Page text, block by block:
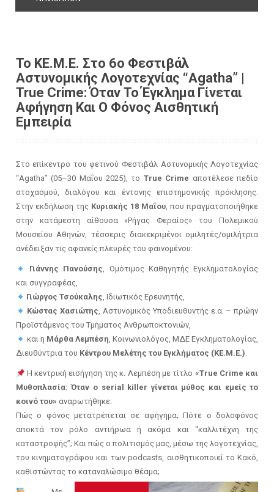
Το ΚΕ.Μ.Ε. Στο 6ο Φεστιβάλ
Αστυνομικής Λογοτεχνίας “Agatha” |
True Crime: Όταν Το Έγκλημα Γίνεται
Αφήγηση Και Ο Φόνος Αισθητική
Εμπειρία
Στο επίκεντρο του φετινού Φεστιβάλ Αστυνομικής Λογοτεχνίας
“Agatha” (05–30 Μαΐου 2025), το True Crime αποτέλεσε πεδίο
στοχασμού, διαλόγου και έντονης επιστημονικής πρόκλησης.
Στην εκδήλωση της Κυριακής 18 Μαΐου, που πραγματοποιήθηκε
στην κατάμεστη αίθουσα «Ρήγας Φεραίος» του Πολεμικού
Μουσείου Αθηνών, τέσσερις διακεκριμένοι ομιλητές/ομιλήτρια
ανέδειξαν τις αφανείς πλευρές του φαινομένου:
Γιάννης Πανούσης, Ομότιμος Καθηγητής Εγκληματολογίας
και συγγραφέας,
Γιώργος Τσούκαλης, Ιδιωτικός Ερευνητής,
Κώστας Χασιώτης, Αστυνομικός Υποδιευθυντής ε.α. – πρώην
Προϊστάμενος του Τμήματος Ανθρωποκτονιών,
και η Μάρθα Λεμπέση, Κοινωνιολόγος, MΔΕ Εγκληματολογίας,
Διευθύντρια του Κέντρου Μελέτης του Εγκλήματος (ΚΕ.Μ.Ε.).
Η κεντρική εισήγηση της κ. Λεμπέση με τίτλο «True Crime και
Μυθοπλασία: Όταν ο serial killer γίνεται μύθος και εμείς το
κοινό του» αναρωτήθηκε:
Πώς ο φόνος μετατρέπεται σε αφήγημα; Πότε ο δολοφόνος
αποκτά τον ρόλο αντιήρωα ή ακόμα και “καλλιτέχνη της
καταστροφής”; Και πώς ο πολιτισμός μας, μέσω της λογοτεχνίας,
του κινηματογράφου και των podcasts, αισθητικοποιεί το Κακό,
καθιστώντας το καταναλώσιμο θέαμα;